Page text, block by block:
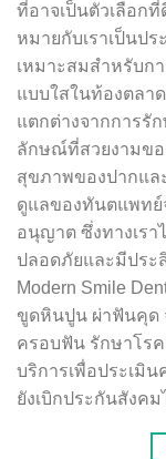
ที่อาจเป็นตัวเลือก
หมายกับเราเป็นป
เหมาะสมสำหรับก
แบบใสในท้องตลา
แตกต่างจากการรั
ลักษณ์ที่สวยงามข
สุขภาพของปากแ
ดูแลของทันตแพทย์
อนุญาต ซึ่งทางเรา
ปลอดภัยและมีประ
Modern Smile
ขูดหินปูน ผ่าฟันคุด
ครอบฟัน รักษาโร
บริการเพื่อประเมิ
ยังเบิกประกันสังค